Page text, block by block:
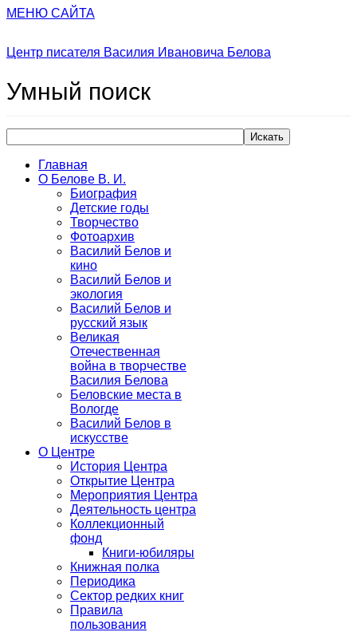
МЕНЮ САЙТА
Центр писателя Василия Ивановича Белова
Умный поиск
Искать
Главная
О Белове В. И.
Биография
Детские годы
Творчество
Фотоархив
Василий Белов и
кино
Василий Белов и
экология
Василий Белов и
русский язык
Великая
Отечественная
война в творчестве
Василия Белова
Беловские места в
Вологде
Василий Белов в
искусстве
О Центре
История Центра
Открытие Центра
Мероприятия Центра
Деятельность центра
Коллекционный
фонд
Книги-юбиляры
Книжная полка
Периодика
Сектор редких книг
Правила
пользования